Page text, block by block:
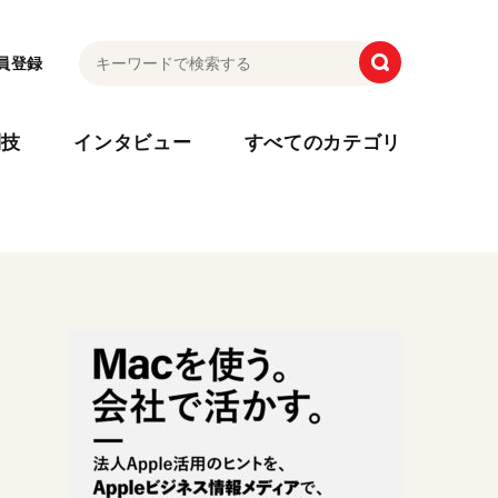
登録
インタビュー すべてのカテゴリ